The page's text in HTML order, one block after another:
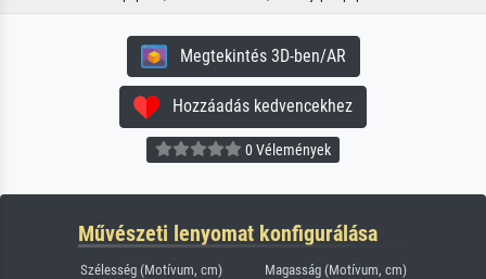
Megtekintés 3D-ben/AR
Hozzáadás kedvencekhez
0 Vélemények
Művészeti lenyomat konfigurálása
Szélesség (Motívum, cm) Magasság (Motívum, cm)